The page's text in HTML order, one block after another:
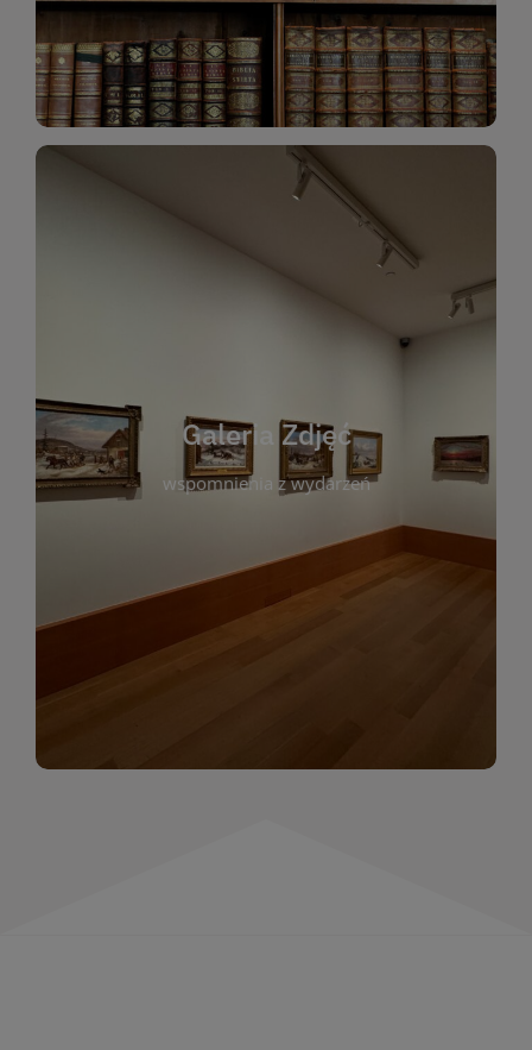
Katalog Zbiorów
Galeria Zdjęć
wspomnienia z wydarzeń
Galeria Zdjęć
wspomnienia z wydarzeń, spotkań i projektów
którym można zobaczyć, jak żyje nasza biblioteka
i jej społeczność. Zdjęcia dokumentują zarówno
uroczyste chwile, jak i codzienne aktywności
czytelników. Regularnie dodajemy nowe galerie,
by każdy mógł powrócić do wyjątkowych
momentów. Zapraszamy do obejrzenia,
wspominania i inspirowania się!